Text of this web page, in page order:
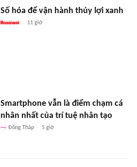
Số hóa để vận hành thủy lợi xanh
11 giờ
Smartphone vẫn là điểm chạm cá
nhân nhất của trí tuệ nhân tạo
Đồng Tháp 5 giờ